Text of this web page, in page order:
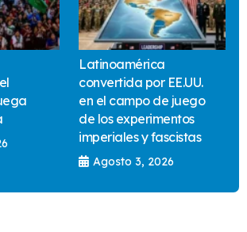
Latinoamérica
convertida por EE.UU.
en el campo de juego
de los experimentos
imperiales y fascistas
Agosto 3, 2026